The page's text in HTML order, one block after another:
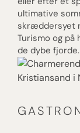
ultimative
skræddersyet
Turismo og
de dybe fjorde.